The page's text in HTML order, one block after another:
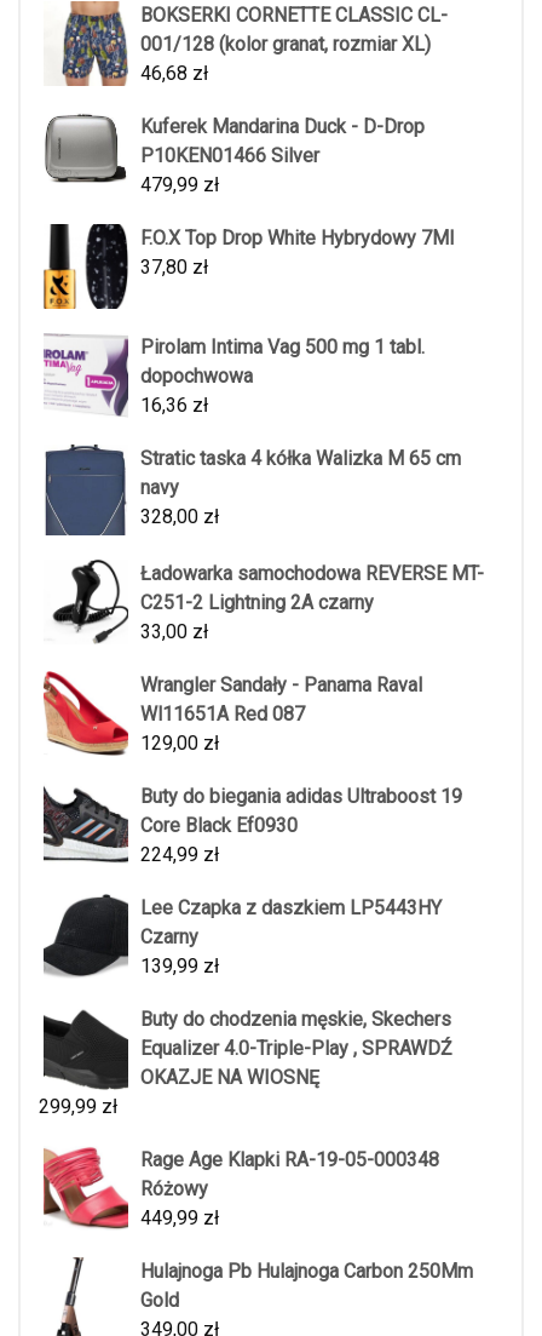
BOKSERKI CORNETTE CLASSIC CL-
001/128 (kolor granat, rozmiar XL)
46,68 zł
Kuferek Mandarina Duck - D-Drop
P10KEN01466 Silver
479,99 zł
F.O.X Top Drop White Hybrydowy 7Ml
37,80 zł
Pirolam Intima Vag 500 mg 1 tabl.
dopochwowa
16,36 zł
Stratic taska 4 kółka Walizka M 65 cm
navy
328,00 zł
Ładowarka samochodowa REVERSE MT-
C251-2 Lightning 2A czarny
33,00 zł
Wrangler Sandały - Panama Raval
Wl11651A Red 087
129,00 zł
Buty do biegania adidas Ultraboost 19
Core Black Ef0930
224,99 zł
Lee Czapka z daszkiem LP5443HY
Czarny
139,99 zł
Buty do chodzenia męskie, Skechers
Equalizer 4.0-Triple-Play , SPRAWDŹ
OKAZJE NA WIOSNĘ
299,99 zł
Rage Age Klapki RA-19-05-000348
Różowy
449,99 zł
Hulajnoga Pb Hulajnoga Carbon 250Mm
Gold
349,00 zł